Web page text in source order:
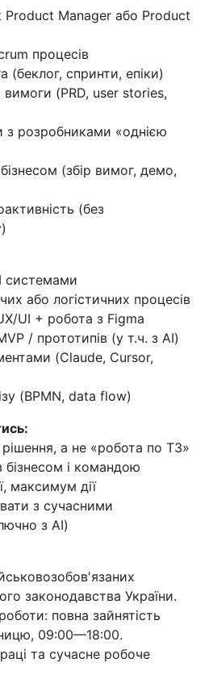
Product Manager або Product
процесів
(беклог, спринти, епіки)
вимоги (PRD, user stories,
з розробниками «однією
(збір вимог, демо,
(без
системами
або логістичних процесів
UI + робота з Figma
/ прототипів (у т.ч. з AI)
(Claude, Cursor,
(BPMN, data flow)
а не «робота по ТЗ»
бізнесом і командою
максимум дії
з сучасними
з AI)
законодавства України.
повна зайнятість
09:00—18:00.
та сучасне робоче